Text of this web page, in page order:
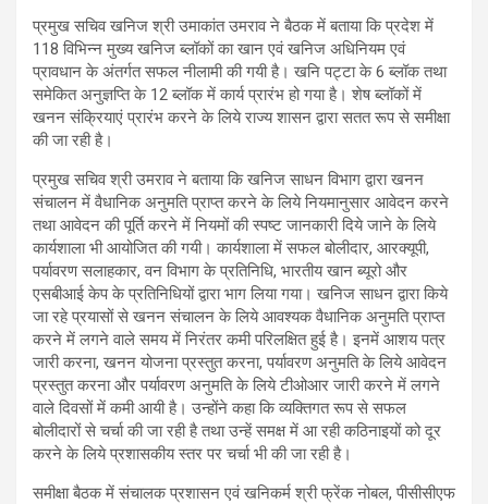
प्रमुख सचिव खनिज श्री उमाकांत उमराव ने बैठक में बताया कि प्रदेश में
118 विभिन्न मुख्य खनिज ब्लॉकों का खान एवं खनिज अधिनियम एवं
प्रावधान के अंतर्गत सफल नीलामी की गयी है। खनि पट्टा के 6 ब्लॉक तथा
समेकित अनुज्ञप्ति के 12 ब्लॉक में कार्य प्रारंभ हो गया है। शेष ब्लॉकों में
खनन संक्रियाएं प्रारंभ करने के लिये राज्य शासन द्वारा सतत रूप से समीक्षा
की जा रही है।
प्रमुख सचिव श्री उमराव ने बताया कि खनिज साधन विभाग द्वारा खनन
संचालन में वैधानिक अनुमति प्राप्त करने के लिये नियमानुसार आवेदन करने
तथा आवेदन की पूर्ति करने में नियमों की स्पष्ट जानकारी दिये जाने के लिये
कार्यशाला भी आयोजित की गयी। कार्यशाला में सफल बोलीदार, आरक्यूपी,
पर्यावरण सलाहकार, वन विभाग के प्रतिनिधि, भारतीय खान ब्यूरो और
एसबीआई केप के प्रतिनिधियों द्वारा भाग लिया गया। खनिज साधन द्वारा किये
जा रहे प्रयासों से खनन संचालन के लिये आवश्यक वैधानिक अनुमति प्राप्त
करने में लगने वाले समय में निरंतर कमी परिलक्षित हुई है। इनमें आशय पत्र
जारी करना, खनन योजना प्रस्तुत करना, पर्यावरण अनुमति के लिये आवेदन
प्रस्तुत करना और पर्यावरण अनुमति के लिये टीओआर जारी करने में लगने
वाले दिवसों में कमी आयी है। उन्होंने कहा कि व्यक्तिगत रूप से सफल
बोलीदारों से चर्चा की जा रही है तथा उन्हें समक्ष में आ रही कठिनाइयों को दूर
करने के लिये प्रशासकीय स्तर पर चर्चा भी की जा रही है।
समीक्षा बैठक में संचालक प्रशासन एवं खनिकर्म श्री फ्रेंक नोबल, पीसीसीएफ